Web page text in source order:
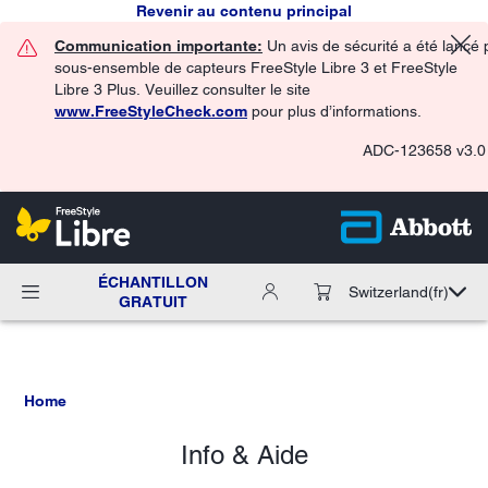
Revenir au contenu principal
Communication importante: Un avis de sécurité a été lancé
sous-ensemble de capteurs FreeStyle Libre 3 et FreeStyle
Libre 3 Plus. Veuillez consulter le site
www.FreeStyleCheck.com pour plus d’informations.
ADC-123658 v3.0
ÉCHANTILLON
GRATUIT
Switzerland(fr)
Home
Info & Aide